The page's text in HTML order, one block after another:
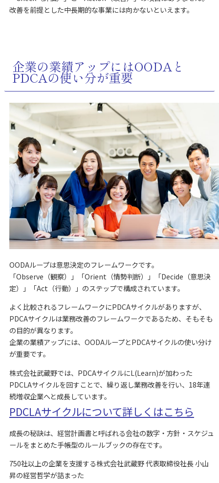
改善を前提とした中長期的な事業には向かないといえます。
企業の業績アップにはOODAと
PDCAの使い分が重要
OODAループは意思決定のフレームワークです。
「Observe（観察）」「Orient（情勢判断）」「Decide（意思決
定）」「Act（行動）」のステップで構成されています。
よく比較されるフレームワークにPDCAサイクルがありますが、
PDCAサイクルは業務改善のフレームワークであるため、そもそも
の目的が異なります。
企業の業績アップには、OODAループとPDCAサイクルの使い分け
が重要です。
株式会社武蔵野では、PDCAサイクルにL(Learn)が加わった
PDCLAサイクルを回すことで、繰り返し業務改善を行い、18年連
続増収企業へと成長しています。
PDCLAサイクルについて詳しくはこちら
成長の秘訣は、経営計画書と呼ばれる会社の数字・方針・スケジュ
ールをまとめた手帳型のルールブックの存在です。
750社以上の企業を支援する株式会社武蔵野 代表取締役社長 小山
昇の経営哲学が詰まった